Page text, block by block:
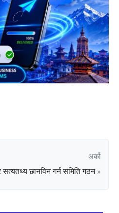
अर्को
सत्यतथ्य छानविन गर्न समिति गठन»